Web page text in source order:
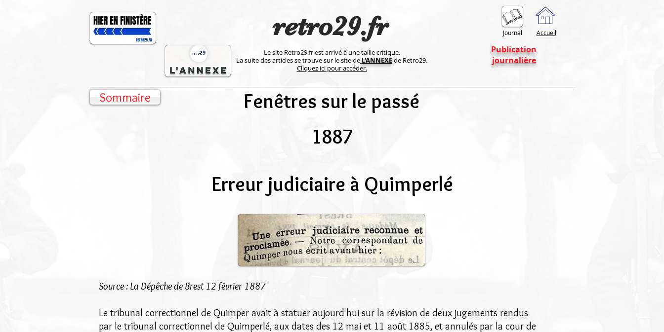
retro29.fr
Le site Retro29.fr est arrivé à une taille critique.
La suite des articles se trouve sur le site deL'ANNEXEde Retro29.
Cliquez ici pour accéder.
Journal Accueil
Publication
journalière
Sommaire
Fenêtres sur le passé
1887
Erreur judiciaire à Quimperlé
Source : La Dépêche de Brest 12 février 1887
Le tribunal correctionnel de Quimper avait à statuer aujourd'hui sur la révision de deux jugements rendus
par le tribunal correctionnel de Quimperlé, aux dates des 12 mai et 11 août 1885, et annulés par la cour de